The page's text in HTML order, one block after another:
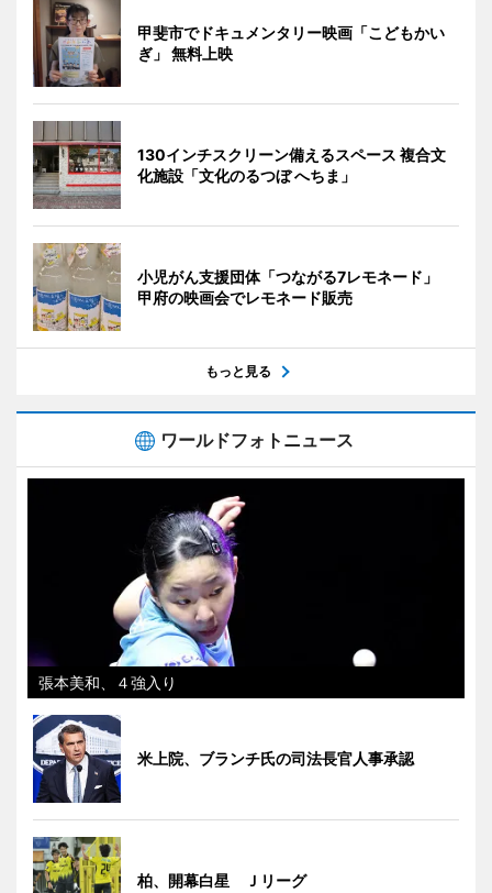
甲斐市でドキュメンタリー映画「こどもかい
ぎ」 無料上映
130インチスクリーン備えるスペース 複合文
化施設「文化のるつぼ へちま」
小児がん支援団体「つながる7レモネード」
甲府の映画会でレモネード販売
もっと見る
ワールドフォトニュース
張本美和、４強入り
米上院、ブランチ氏の司法長官人事承認
柏、開幕白星 Ｊリーグ